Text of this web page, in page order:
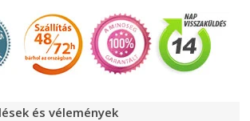
és vélemények